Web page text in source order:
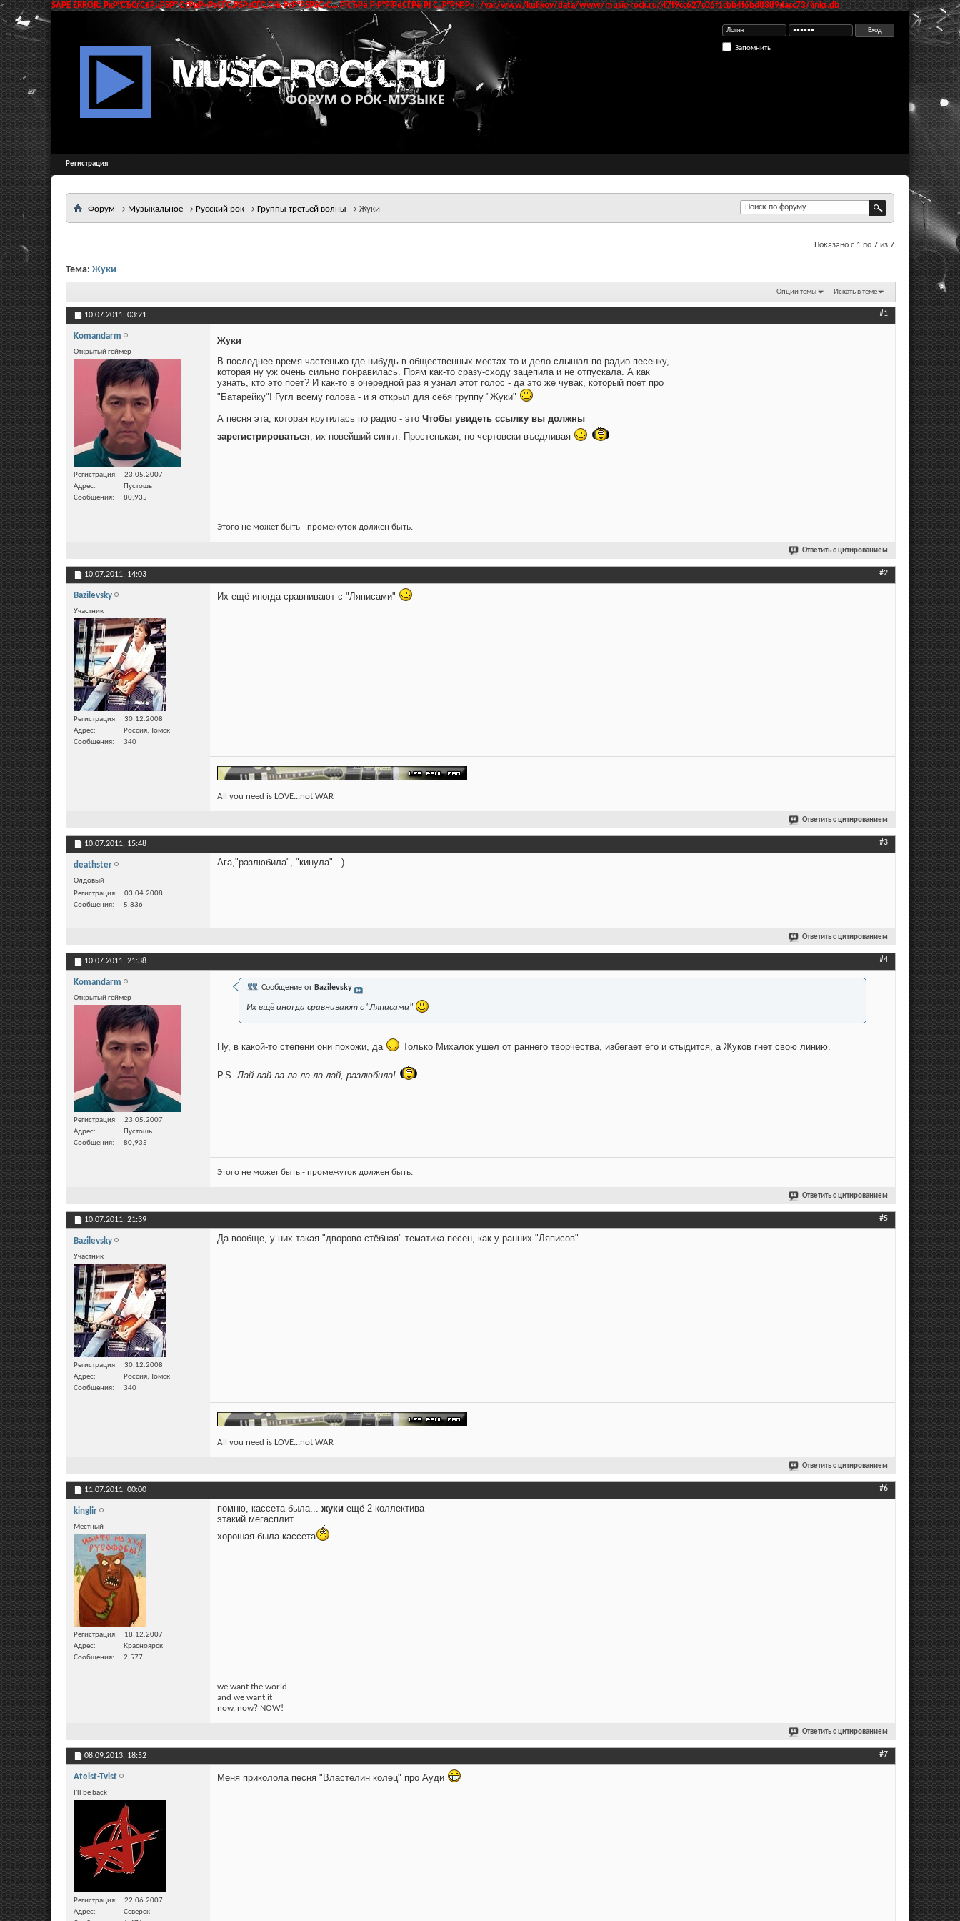
SAPE ERROR: РќР°СЂСѓС€РµРЅР° С†РµР»РѕСЃС‚РЅРѕСЃС‚СЊ РґР°РЅРЅС‹С… РїСЂРё Р·Р°РїРёСЃРё РІ С„Р°Р№Р»: /var/www/kulikov/data/www/music-rock.ru/47f9cc627c06f1cbb4f6bd8389dacc73/links.db
Запомнить
Регистрация
Форум → Музыкальное → Русский рок → Группы третьей волны → Жуки
Показано с 1 по 7 из 7
Тема: Жуки
Опции темы Искать в теме
10.07.2011, 03:21 #1
Komandarm
Открытый геймер
Регистрация
23.05.2007
Адрес
Пустошь
Сообщения
80,935
Жуки
В последнее время частенько где-нибудь в общественных местах то и дело слышал по радио песенку,
которая ну уж очень сильно понравилась. Прям как-то сразу-сходу зацепила и не отпускала. А как
узнать, кто это поет? И как-то в очередной раз я узнал этот голос - да это же чувак, который поет про
"Батарейку"! Гугл всему голова - и я открыл для себя группу "Жуки"
А песня эта, которая крутилась по радио - это Чтобы увидеть ссылку вы должны
зарегистрироваться, их новейший сингл. Простенькая, но чертовски въедливая
Этого не может быть - промежуток должен быть.
Ответить с цитированием
10.07.2011, 14:03 #2
Bazilevsky
Участник
Регистрация
30.12.2008
Адрес
Россия, Томск
Сообщения
340
Их ещё иногда сравнивают с "Ляписами"
All you need is LOVE...not WAR
Ответить с цитированием
10.07.2011, 15:48 #3
deathster
Олдовый
Регистрация
03.04.2008
Сообщения
5,836
Ага,"разлюбила", "кинула"...)
Ответить с цитированием
10.07.2011, 21:38 #4
Komandarm
Открытый геймер
Регистрация
23.05.2007
Адрес
Пустошь
Сообщения
80,935
Сообщение от Bazilevsky
Их ещё иногда сравнивают с "Ляписами"
Ну, в какой-то степени они похожи, да Только Михалок ушел от раннего творчества, избегает его и стыдится, а Жуков гнет свою линию.
P.S.Лай-лай-ла-ла-ла-ла-лай, разлюбила!
Этого не может быть - промежуток должен быть.
Ответить с цитированием
10.07.2011, 21:39 #5
Bazilevsky
Участник
Регистрация
30.12.2008
Адрес
Россия, Томск
Сообщения
340
Да вообще, у них такая "дворово-стёбная" тематика песен, как у ранних "Ляписов".
All you need is LOVE...not WAR
Ответить с цитированием
11.07.2011, 00:00 #6
kinglir
Местный
Регистрация
18.12.2007
Адрес
Красноярск
Сообщения
2,577
помню, кассета была... жуки ещё 2 коллектива
этакий мегасплит
хорошая была кассета
we want the world
and we want it
now. now? NOW!
Ответить с цитированием
08.09.2013, 18:52 #7
Ateist-Tvist
I'll be back
Регистрация
22.06.2007
Адрес
Северск
Меня приколола песня "Властелин колец" про Ауди